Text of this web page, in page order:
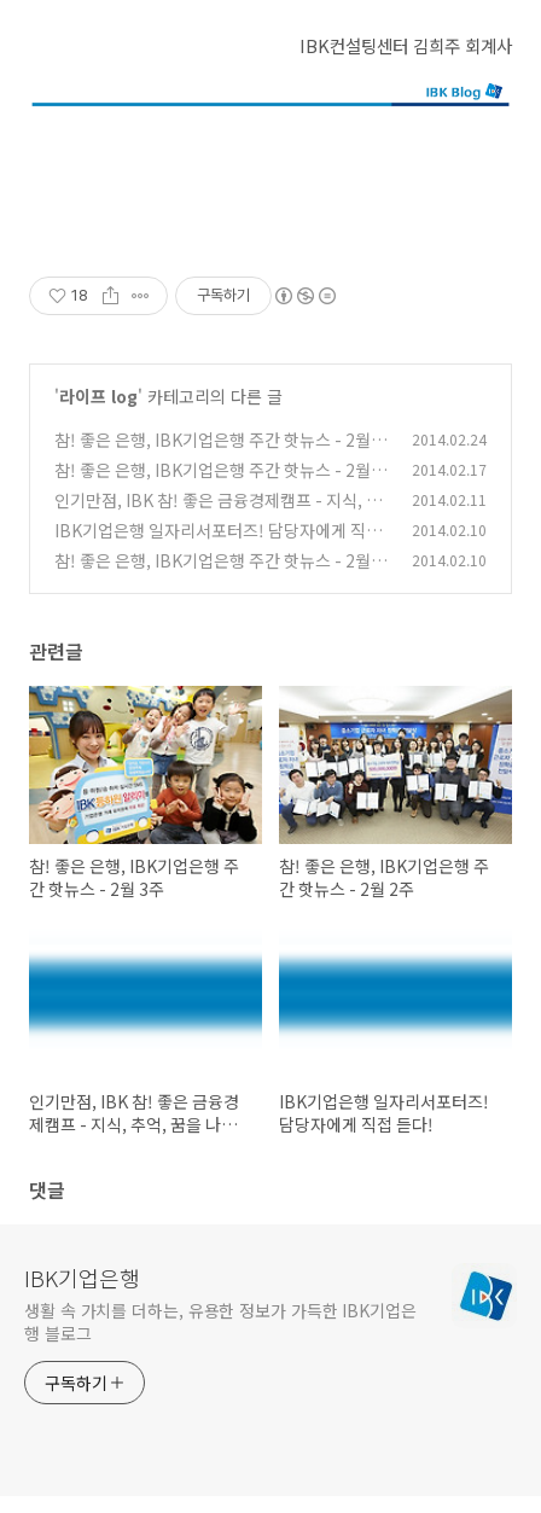
IBK컨설팅센터 김희주 회계사
18 구독하기
'라이프 log' 카테고리의 다른 글
참! 좋은 은행, IBK기업은행 주간 핫뉴스 - 2월 3
주
(0)
2014.02.24
참! 좋은 은행, IBK기업은행 주간 핫뉴스 - 2월 2
주
(0)
2014.02.17
인기만점, IBK 참! 좋은 금융경제캠프 - 지식, 추
억, 꿈을 나누다.
(2)
2014.02.11
IBK기업은행 일자리서포터즈! 담당자에게 직접
듣다! (0)
2014.02.10
참! 좋은 은행, IBK기업은행 주간 핫뉴스 - 2월 1
2014.02.10
관련글
참! 좋은 은행, IBK기업은행 주
간 핫뉴스 - 2월 3주
참! 좋은 은행, IBK기업은행 주
간 핫뉴스 - 2월 2주
인기만점, IBK 참! 좋은 금융경
제캠프 - 지식, 추억, 꿈을 나누
IBK기업은행 일자리서포터즈!
담당자에게 직접 듣다!
댓글
IBK기업은행
생활 속 가치를 더하는, 유용한 정보가 가득한 IBK기업은
행 블로그
구독하기